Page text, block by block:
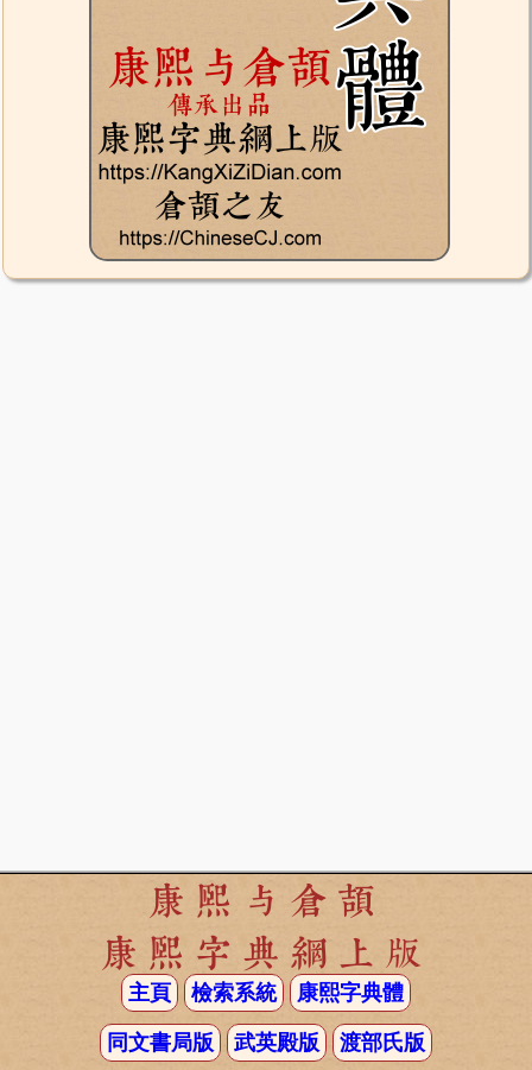
康熙与倉頡
康熙字典網上版
主頁 檢索系統 康熙字典體
同文書局版 武英殿版 渡部氏版